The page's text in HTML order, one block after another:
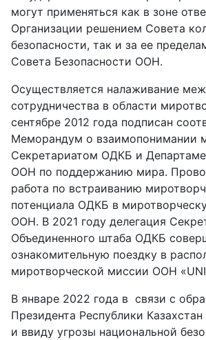
могут применяться как в зоне
Организации решением Совета
безопасности, так и за ее
Совета Безопасности ООН.
Осуществляется налаживание
сотрудничества в области
сентябре 2012 года подписан
Меморандум о взаимопонимании
Секретариатом ОДКБ и
ООН по поддержанию мира.
работа по встраиванию
потенциала ОДКБ в
ООН. В 2021 году делегация
Объединенного штаба ОДКБ
ознакомительную поездку в
миротворческой миссии ООН
В январе 2022 года в связи с
Президента Республики
и ввиду угрозы национальной